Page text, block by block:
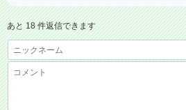
あと 18 件返信できます